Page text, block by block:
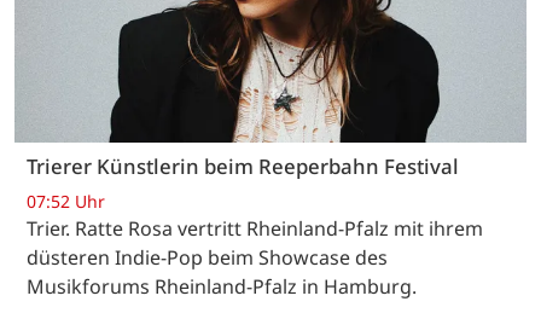
Trierer Künstlerin beim Reeperbahn Festival
07:52 Uhr
Trier. Ratte Rosa vertritt Rheinland-Pfalz mit ihrem
düsteren Indie-Pop beim Showcase des
Musikforums Rheinland-Pfalz in Hamburg.